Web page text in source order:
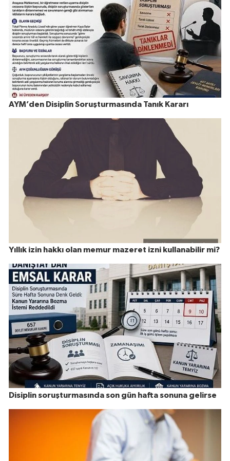
AYM’den Disiplin Soruşturmasında Tanık Kararı
Yıllık izin hakkı olan memur mazeret izni kullanabilir mi?
Disiplin soruşturmasında son gün hafta sonuna gelirse